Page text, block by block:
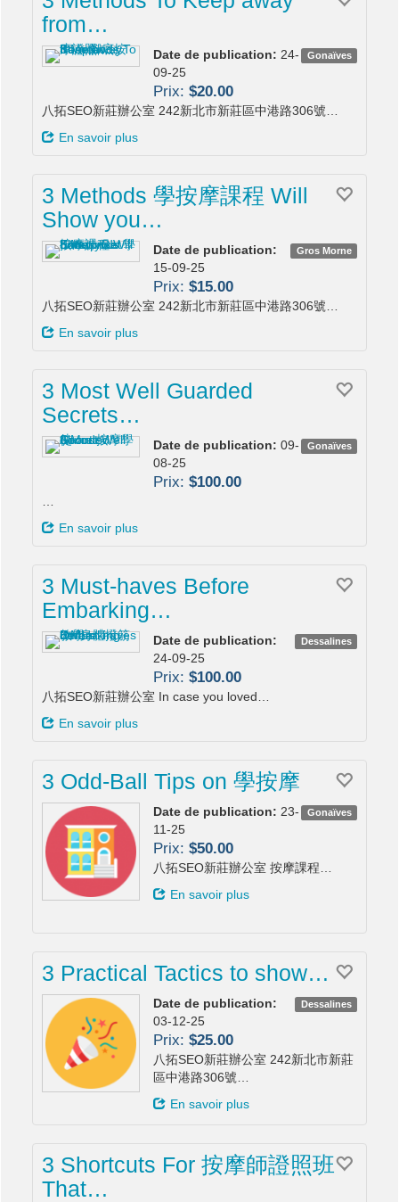
from…
Gonaïves
Date de publication: 24-
09-25
Prix: $20.00
八拓SEO新莊辦公室 242新北市新莊區中港路306號…
En savoir plus
3 Methods 學按摩課程 Will
Show you…
Gros Morne
Date de publication:
15-09-25
Prix: $15.00
八拓SEO新莊辦公室 242新北市新莊區中港路306號…
En savoir plus
3 Most Well Guarded
Secrets…
Gonaïves
Date de publication: 09-
08-25
Prix: $100.00
En savoir plus
3 Must-haves Before
Embarking…
Dessalines
Date de publication:
24-09-25
Prix: $100.00
八拓SEO新莊辦公室 In case you loved…
En savoir plus
3 Odd-Ball Tips on 學按摩
Gonaïves
Date de publication: 23-
11-25
Prix: $50.00
八拓SEO新莊辦公室 按摩課程…
En savoir plus
3 Practical Tactics to show…
Dessalines
Date de publication:
03-12-25
Prix: $25.00
八拓SEO新莊辦公室 242新北市新莊
區中港路306號…
En savoir plus
3 Shortcuts For 按摩師證照班
That…